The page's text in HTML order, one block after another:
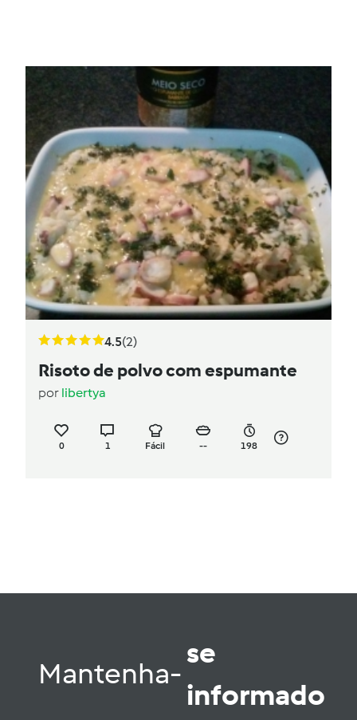
4.5(2)
Risoto de polvo com espumante
por libertya
0 1 Fácil -- 198
Mantenha-
se
informado